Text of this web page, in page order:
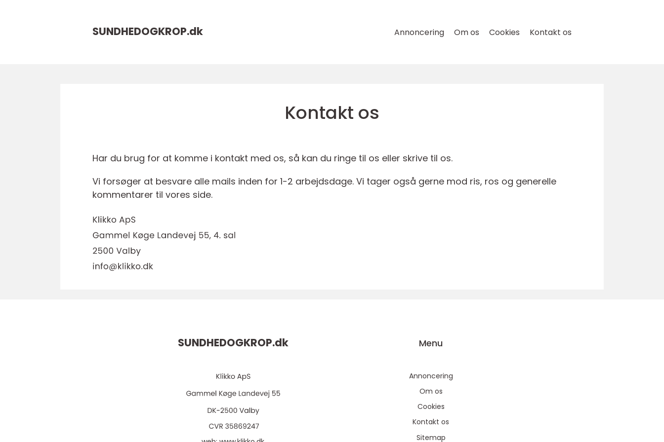
SUNDHEDOGKROP.dk Annoncering Om os Cookies Kontakt os
Kontakt os
Har du brug for at komme i kontakt med os, så kan du ringe til os eller skrive til os.
Vi forsøger at besvare alle mails inden for 1-2 arbejdsdage. Vi tager også gerne mod ris, ros og generelle
kommentarer til vores side.
SUNDHEDOGKROP.dk Menu
Annoncering
Om os
Cookies
Kontakt os
Sitemap